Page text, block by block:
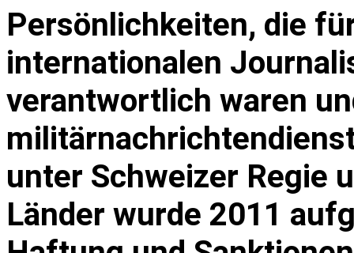
Persönlichkeiten, die
internationalen
verantwortlich waren
unter Schweizer Regie
Länder wurde 2011